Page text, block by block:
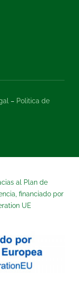
– Politica de
al Plan de
financiado por
UE